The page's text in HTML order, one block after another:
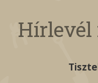
Hírlevél